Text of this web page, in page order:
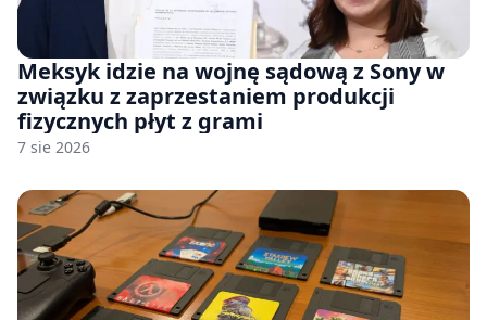
Meksyk idzie na wojnę sądową z Sony w
związku z zaprzestaniem produkcji
fizycznych płyt z grami
7 sie 2026